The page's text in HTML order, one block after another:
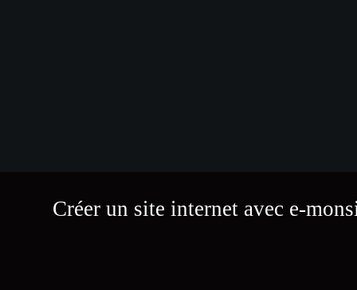
Créer un site internet avec e-